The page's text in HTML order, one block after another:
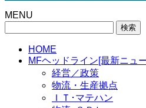
MENU
HOME
MFヘッドライン[最新ニュ
経営／政策
物流・生産拠点
ＩＴ･マテハン